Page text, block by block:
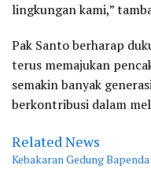
lingkungan kami,”
Pak Santo berharap
terus memajukan
semakin banyak
berkontribusi dalam
Related News
Kebakaran Gedung